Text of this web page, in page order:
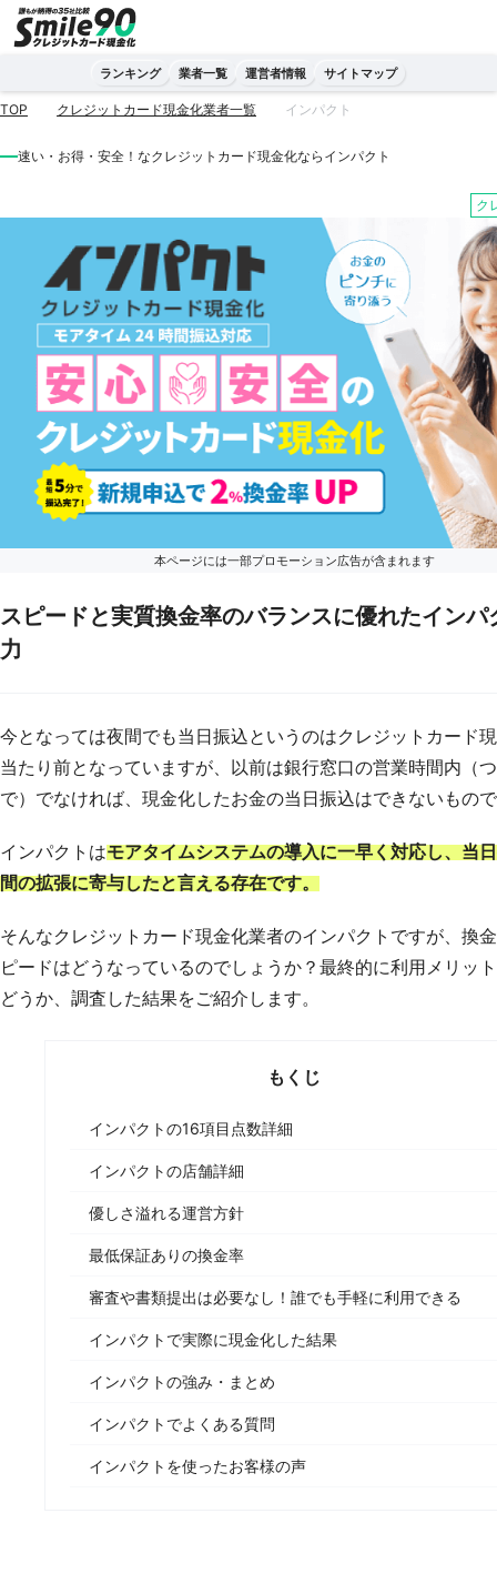
ランキング 業者一覧 運営者情報 サイトマップ
TOP クレジットカード現金化業者一覧 インパクト
速い・お得・安全！なクレジットカード現金化ならインパクト
ク
本ページには一部プロモーション広告が含まれます
スピードと実質換金率のバランスに優れたインパ
力
今となっては夜間でも当日振込というのはクレジットカード
当たり前となっていますが、以前は銀行窓口の営業時間内（
で）でなければ、現金化したお金の当日振込はできないもの
インパクトはモアタイムシステムの導入に一早く対応し、当
間の拡張に寄与したと言える存在です。
そんなクレジットカード現金化業者のインパクトですが、換
ピードはどうなっているのでしょうか？最終的に利用メリッ
どうか、調査した結果をご紹介します。
もくじ
インパクトの16項目点数詳細
インパクトの店舗詳細
優しさ溢れる運営方針
最低保証ありの換金率
審査や書類提出は必要なし！誰でも手軽に利用できる
インパクトで実際に現金化した結果
インパクトの強み・まとめ
インパクトでよくある質問
インパクトを使ったお客様の声